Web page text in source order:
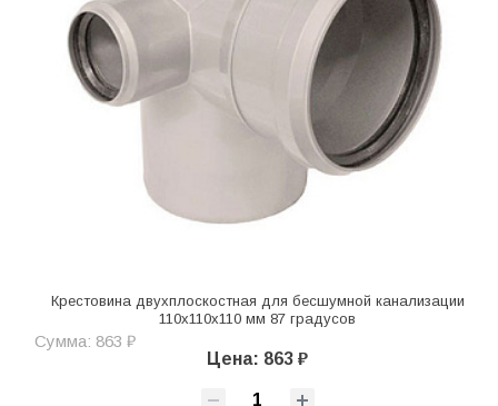
Крестовина двухплоскостная для бесшумной канализации
110х110х110 мм 87 градусов
Сумма: 863 ₽
Цена: 863 ₽